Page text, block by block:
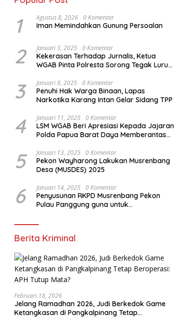
1 Agustus 8, 2026 0 Komentar
Iman Memindahkan Gunung Persoalan
2 Januari 3, 2025 0 Komentar
Kekerasan Terhadap Jurnalis, Ketua
WGAB Pinta Polresta Sorong Tegak Lurus
3 Januari 8, 2025 0 Komentar
Penuhi Hak Warga Binaan, Lapas
Narkotika Karang Intan Gelar Sidang TPP
4 Januari 11, 2025 0 Komentar
LSM WGAB Beri Apresiasi Kepada Jajaran
Polda Papua Barat Daya Memberantas
Mining
5 Januari 13, 2025 0 Komentar
Pekon Wayharong Lakukan Musrenbang
Desa (MUSDES) 2025
6 Januari 14, 2025 0 Komentar
Penyusunan RKPD Musrenbang Pekon
Pulau Panggung guna untuk
2026
Berita Kriminal
Februari 18, 2026
Jelang Ramadhan 2026, Judi Berkedok Game
Ketangkasan di Pangkalpinang Tetap